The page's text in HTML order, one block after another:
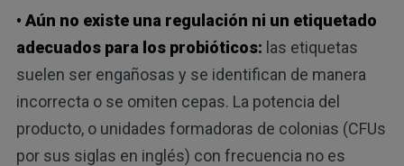
• Aún no existe una regulación ni un etiquetado
adecuados para los probióticos: las etiquetas
suelen ser engañosas y se identifican de manera
incorrecta o se omiten cepas. La potencia del
producto, o unidades formadoras de colonias (CFUs
por sus siglas en inglés) con frecuencia no es